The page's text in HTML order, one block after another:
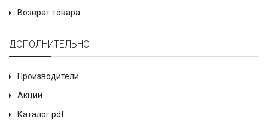
Возврат товара
ДОПОЛНИТЕЛЬНО
Производители
Акции
Каталог pdf